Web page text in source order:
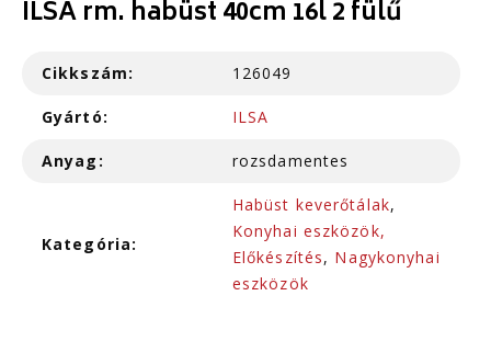
ILSA rm. habüst 40cm 16l 2 fülű
Cikkszám: 126049
Gyártó: ILSA
Anyag: rozsdamentes
Kategória:
Habüst keverőtálak,
Konyhai eszközök,
Előkészítés, Nagykonyhai
eszközök